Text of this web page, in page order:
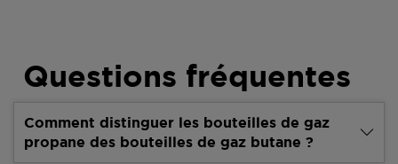
Questions fréquentes
Comment distinguer les bouteilles de gaz
propane des bouteilles de gaz butane ?